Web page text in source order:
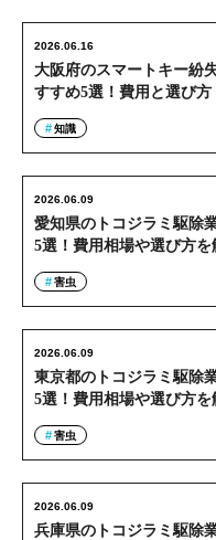
大阪府のスマートキー紛
すすめ5選！費用と選び方
2026.06.16
知識
愛知県のトコジラミ駆除
5選！費用相場や選び方を
2026.06.09
害虫
東京都のトコジラミ駆除
5選！費用相場や選び方を
2026.06.09
害虫
兵庫県のトコジラミ駆除
2026.06.09